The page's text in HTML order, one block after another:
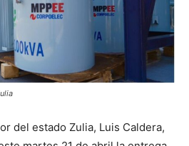
del estado Zulia, Luis Caldera,